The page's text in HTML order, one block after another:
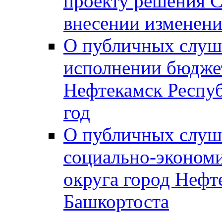
внесении
О публичных
исполнении
Нефтекамск
год
О публичных
социально-
округа город
Башкортоста